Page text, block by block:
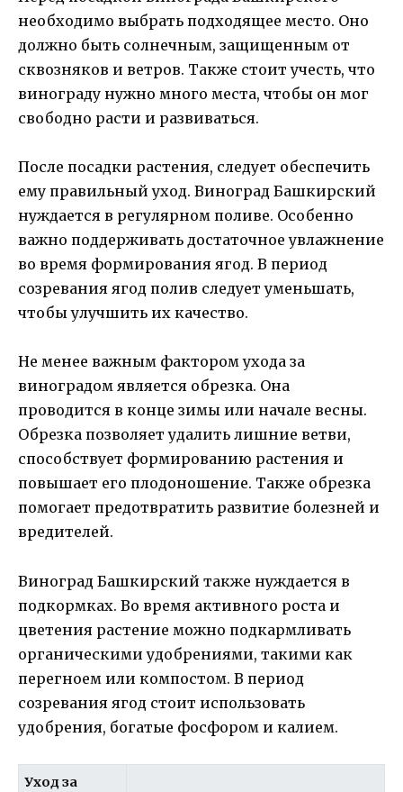
необходимо выбрать подходящее место. Оно
должно быть солнечным, защищенным от
сквозняков и ветров. Также стоит учесть, что
винограду нужно много места, чтобы он мог
свободно расти и развиваться.
После посадки растения, следует обеспечить
ему правильный уход. Виноград Башкирский
нуждается в регулярном поливе. Особенно
важно поддерживать достаточное увлажнение
во время формирования ягод. В период
созревания ягод полив следует уменьшать,
чтобы улучшить их качество.
Не менее важным фактором ухода за
виноградом является обрезка. Она
проводится в конце зимы или начале весны.
Обрезка позволяет удалить лишние ветви,
способствует формированию растения и
повышает его плодоношение. Также обрезка
помогает предотвратить развитие болезней и
вредителей.
Виноград Башкирский также нуждается в
подкормках. Во время активного роста и
цветения растение можно подкармливать
органическими удобрениями, такими как
перегноем или компостом. В период
созревания ягод стоит использовать
удобрения, богатые фосфором и калием.
Уход за